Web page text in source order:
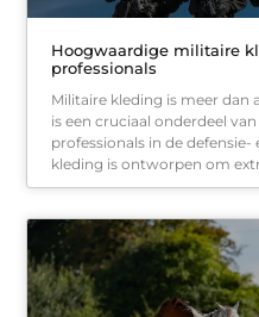
Hoogwaardige militaire
professionals
Militaire kleding is meer
is een cruciaal onderdeel
professionals in de
kleding is ontworpen om